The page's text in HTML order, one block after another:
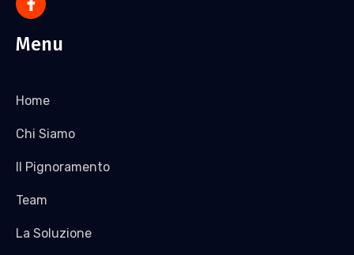
Menu
Home
Chi Siamo
Il Pignoramento
Team
La Soluzione